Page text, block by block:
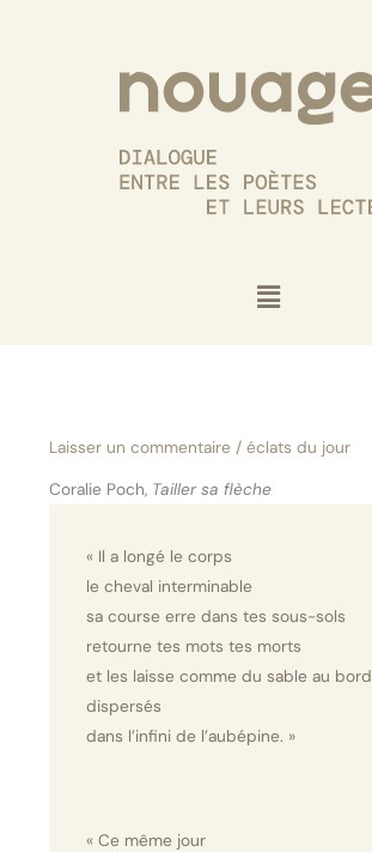
Menu
Laisser un commentaire /éclats du jour
Coralie Poch, Tailler sa flèche
« Il a longé le corps
le cheval interminable
sa course erre dans tes sous-sols
retourne tes mots tes morts
et les laisse comme du sable au bord
dispersés
dans l’infini de l’aubépine. »
« Ce même jour